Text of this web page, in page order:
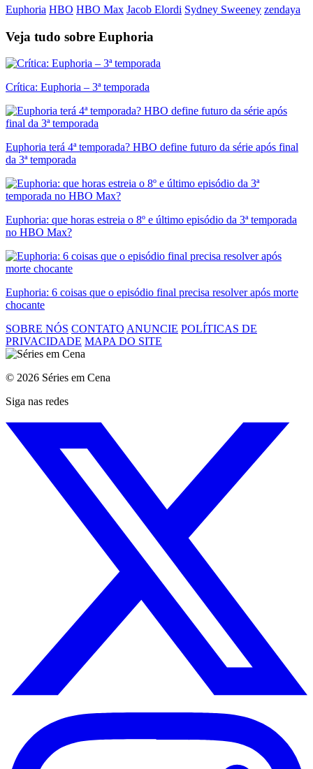
Euphoria HBO HBO Max Jacob Elordi Sydney Sweeney zendaya
Veja tudo sobre Euphoria
Crítica: Euphoria – 3ª temporada
Euphoria terá 4ª temporada? HBO define futuro da série após final
da 3ª temporada
Euphoria: que horas estreia o 8º e último episódio da 3ª temporada
no HBO Max?
Euphoria: 6 coisas que o episódio final precisa resolver após morte
chocante
SOBRE NÓS CONTATO ANUNCIE POLÍTICAS DE
PRIVACIDADE MAPA DO SITE
© 2026 Séries em Cena
Siga nas redes